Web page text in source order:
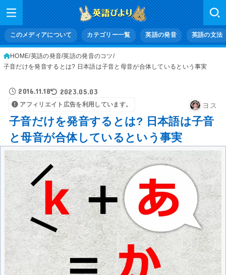
このメディアについて カテゴリー一覧 英語の発音 英語の文法
HOME 英語の発音 英語の発音のコツ
子音だけを発音するとは? 日本語は子音と母音が合体しているという事実
2016.11.18 2023.05.03
アフィリエイト広告を利用しています。 ヨス
子音だけを発音するとは? 日本語は子音
と母音が合体しているという事実